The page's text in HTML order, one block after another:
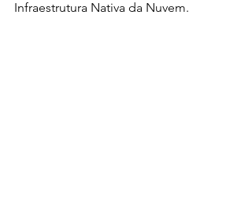
Infraestrutura Nativa da Nuvem.